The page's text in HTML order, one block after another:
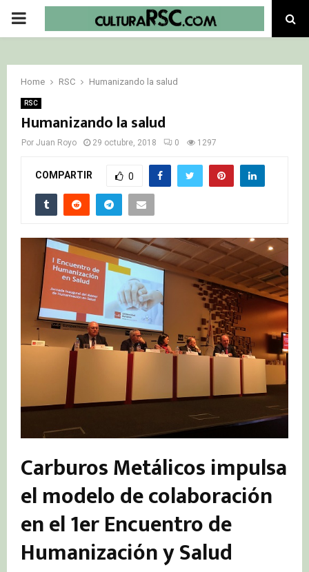
PRIMARY
Home RSC Humanizando la salud
RSC
Humanizando la salud
Por Juan Royo 29 octubre, 2018 0 1297
COMPARTIR 0
Carburos Metálicos impulsa
el modelo de colaboración
en el 1er Encuentro de
Humanización y Salud